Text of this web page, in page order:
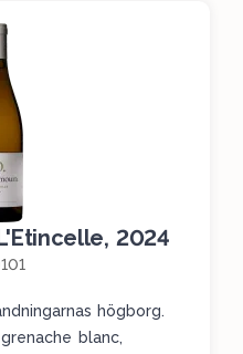
2024
högborg.
blanc,